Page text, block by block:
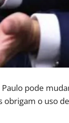
pode
obrigam o uso